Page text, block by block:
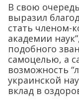
В свою
выразил
стать членом-
академии
подобного
самоцелью, а
возможность
украинской
вклад в